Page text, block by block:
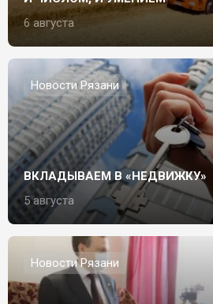
6 августа
Новости Рязани
ВКЛАДЫВАЕМ В «НЕДВИЖКУ»
5 августа
Новости Рязани